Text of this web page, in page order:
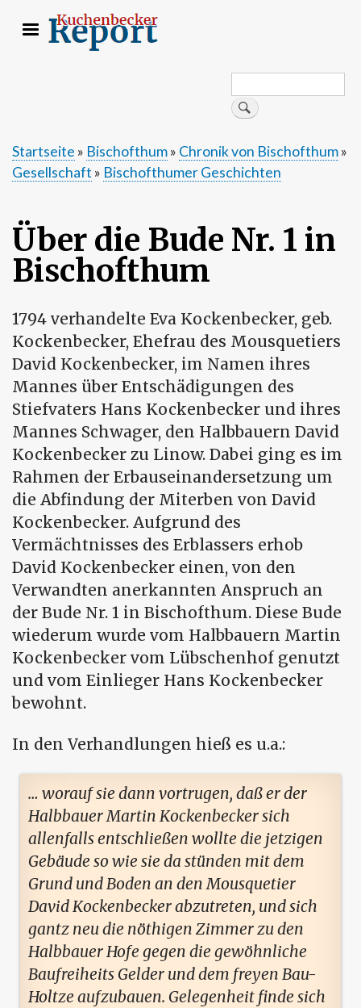
Suche
Pfadnavigation
Startseite Bischofthum
Chronik von Bischofthum
Gesellschaft
Bischofthumer Geschichten
Über die Bude Nr. 1 in
Bischofthum
1794 verhandelte Eva Kockenbecker, geb.
Kockenbecker, Ehefrau des Mousquetiers
David Kockenbecker, im Namen ihres
Mannes über Entschädigungen des
Stiefvaters Hans Kockenbecker und ihres
Mannes Schwager, den Halbbauern David
Kockenbecker zu Linow. Dabei ging es im
Rahmen der Erbauseinandersetzung um
die Abfindung der Miterben von David
Kockenbecker. Aufgrund des
Vermächtnisses des Erblassers erhob
David Kockenbecker einen, von den
Verwandten anerkannten Anspruch an
der Bude Nr. 1 in Bischofthum. Diese Bude
wiederum wurde vom Halbbauern Martin
Kockenbecker vom Lübschenhof genutzt
und vom Einlieger Hans Kockenbecker
bewohnt.
In den Verhandlungen hieß es u.a.:
… worauf sie dann vortrugen, daß er der
Halbbauer Martin Kockenbecker sich
allenfalls entschließen wollte die jetzigen
Gebäude so wie sie da stünden mit dem
Grund und Boden an den Mousquetier
David Kockenbecker abzutreten, und sich
gantz neu die nöthigen Zimmer zu den
Halbbauer Hofe gegen die gewöhnliche
Baufreiheits Gelder und dem freyen Bau-
Holtze aufzubauen. Gelegenheit finde sich